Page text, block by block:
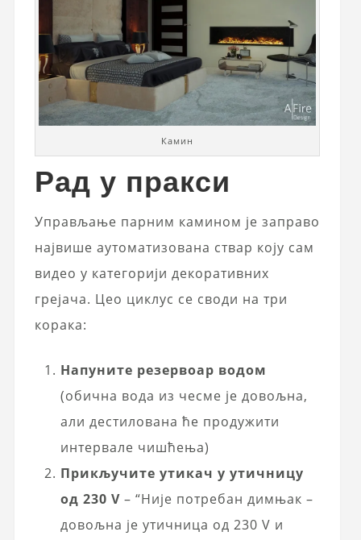
Камин
Рад у пракси
Управљање парним камином је заправо
највише аутоматизована ствар коју сам
видео у категорији декоративних
грејача. Цео циклус се своди на три
корака:
Напуните резервоар водом
(обична вода из чесме је довољна,
али дестилована ће продужити
интервале чишћења)
Прикључите утикач у утичницу
од 230 V– “Није потребан димњак –
довољна је утичница од 230 V и